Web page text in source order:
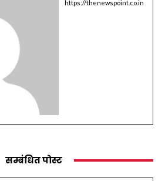
https://thenewspoint.co.in
सम्बंधित पोस्ट